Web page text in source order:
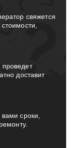
свяжется
доставит
сроки,